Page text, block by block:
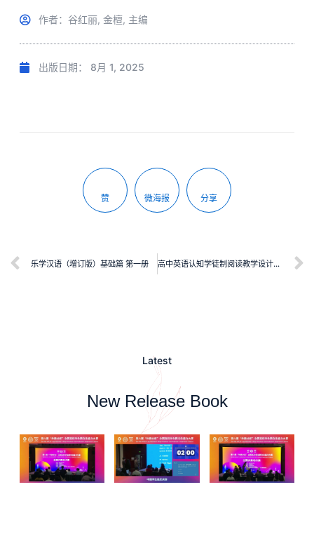
作者：谷红丽, 金檀, 主编
出版日期： 8月 1, 2025
赞 微海报 分享
乐学汉语（增订版）基础篇 第一册 高中英语认知学徒制阅读教学设计研究
Latest
New Release Book